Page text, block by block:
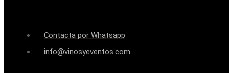
Contacta por Whatsapp
info@vinosyeventos.com